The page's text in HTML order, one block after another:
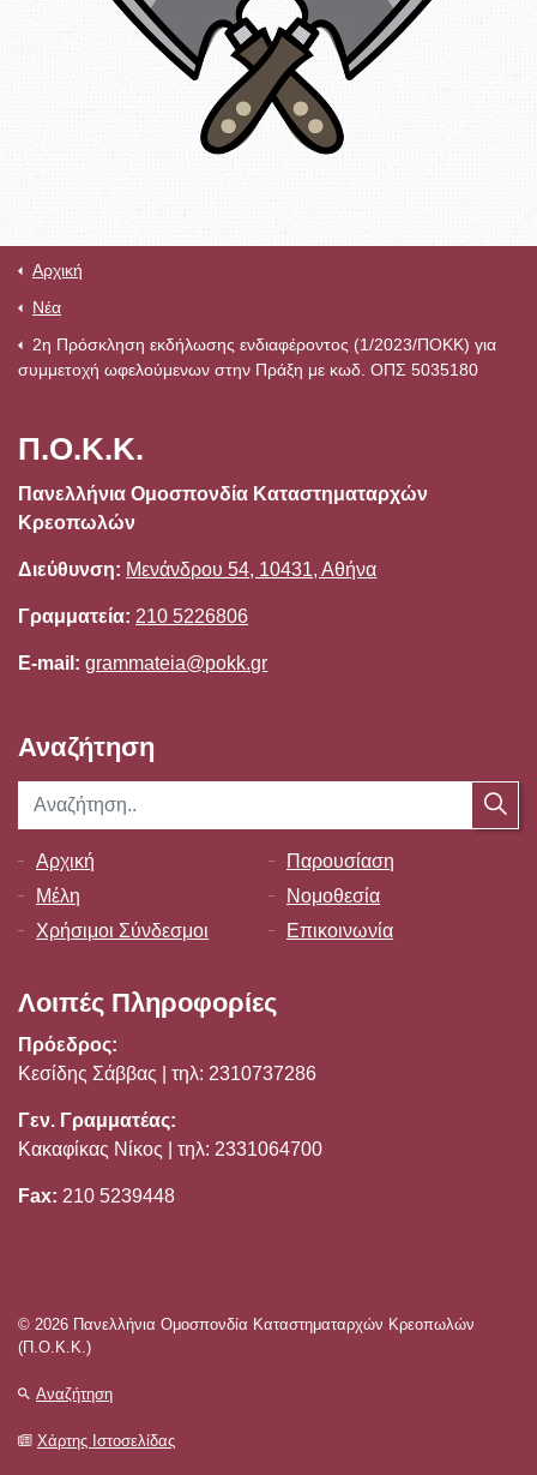
Αρχική
Νέα
2η Πρόσκληση εκδήλωσης ενδιαφέροντος (1/2023/ΠΟΚΚ) για
συμμετοχή ωφελούμενων στην Πράξη με κωδ. ΟΠΣ 5035180
Π.Ο.Κ.Κ.
Πανελλήνια Ομοσπονδία Καταστηματαρχών
Κρεοπωλών
Διεύθυνση: Μενάνδρου 54, 10431, Αθήνα
Γραμματεία: 210 5226806
E-mail: grammateia@pokk.gr
Αναζήτηση
Αρχική
Παρουσίαση
Μέλη
Νομοθεσία
Χρήσιμοι Σύνδεσμοι
Επικοινωνία
Λοιπές Πληροφορίες
Πρόεδρος:
Κεσίδης Σάββας | τηλ: 2310737286
Γεν. Γραμματέας:
Κακαφίκας Νίκος | τηλ: 2331064700
Fax: 210 5239448
© 2026 Πανελλήνια Ομοσπονδία Καταστηματαρχών Κρεοπωλών
(Π.Ο.Κ.Κ.)
Αναζήτηση
Χάρτης Ιστοσελίδας